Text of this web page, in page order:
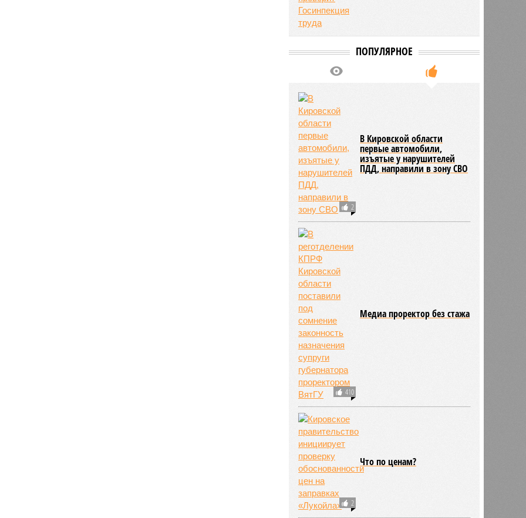
ПОПУЛЯРНОЕ
2
В Кировской области
первые автомобили,
изъятые у нарушителей
ПДД, направили в зону СВО
410
Медиа проректор без стажа
2
Что по ценам?